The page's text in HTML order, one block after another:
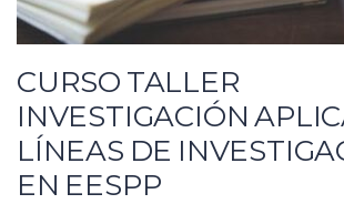
CURSO TALLER
INVESTIGACIÓN
LÍNEAS DE
EN EESPP